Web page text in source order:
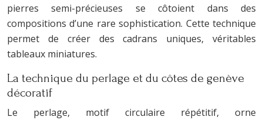
pierres semi-précieuses se côtoient dans des
compositions d’une rare sophistication. Cette technique
permet de créer des cadrans uniques, véritables
tableaux miniatures.
La technique du perlage et du côtes de genève
décoratif
Le perlage, motif circulaire répétitif, orne